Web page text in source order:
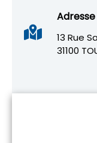
Adresse
13 Rue
31100